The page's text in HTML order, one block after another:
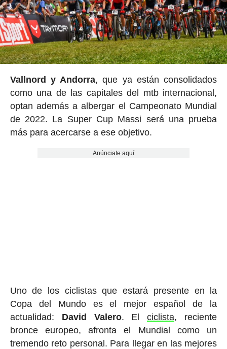
Vallnord y Andorra, que ya están consolidados
como una de las capitales del mtb internacional,
optan además a albergar el Campeonato Mundial
de 2022. La Super Cup Massi será una prueba
más para acercarse a ese objetivo.
Anúnciate aquí
Uno de los ciclistas que estará presente en la
Copa del Mundo es el mejor español de la
actualidad: David Valero. Elciclista, reciente
bronce europeo, afronta el Mundial como un
tremendo reto personal. Para llegar en las mejores